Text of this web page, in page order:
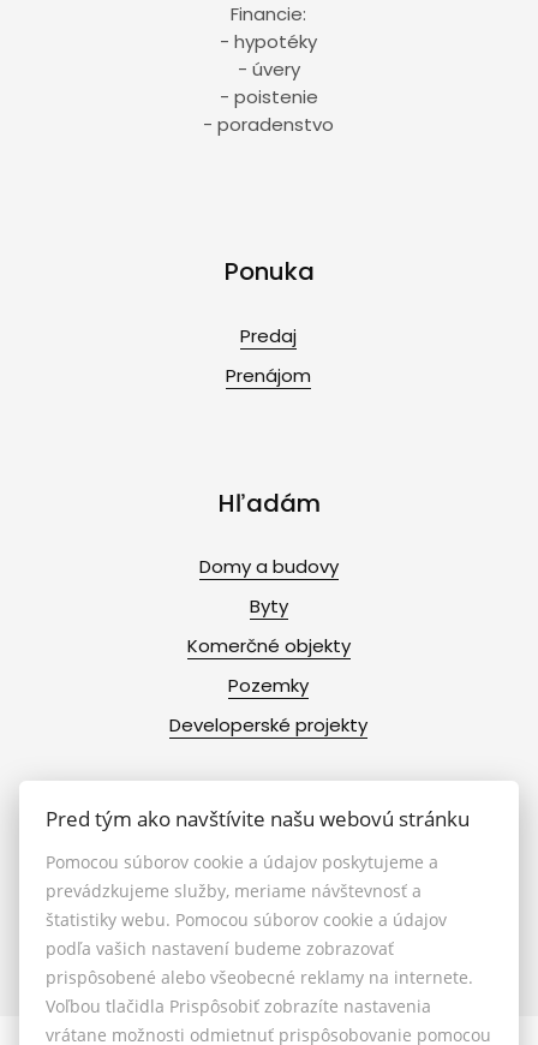
Financie:
- hypotéky
- úvery
- poistenie
- poradenstvo
Ponuka
Predaj
Prenájom
Hľadám
Domy a budovy
Byty
Komerčné objekty
Pozemky
Developerské projekty
Info
Makléri
Napíšte nám
Kontakt
Pred tým ako navštívite našu webovú stránku
Pomocou súborov cookie a údajov poskytujeme a
prevádzkujeme služby, meriame návštevnosť a
štatistiky webu. Pomocou súborov cookie a údajov
podľa vašich nastavení budeme zobrazovať
prispôsobené alebo všeobecné reklamy na internete.
Voľbou tlačidla Prispôsobiť zobrazíte nastavenia
vrátane možnosti odmietnuť prispôsobovanie pomocou